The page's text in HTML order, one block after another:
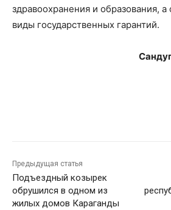
здравоохранения и образования, а
виды государственных гарантий.
Предыдущая статья
Подъездный козырек
обрушился в одном из
жилых домов Караганды